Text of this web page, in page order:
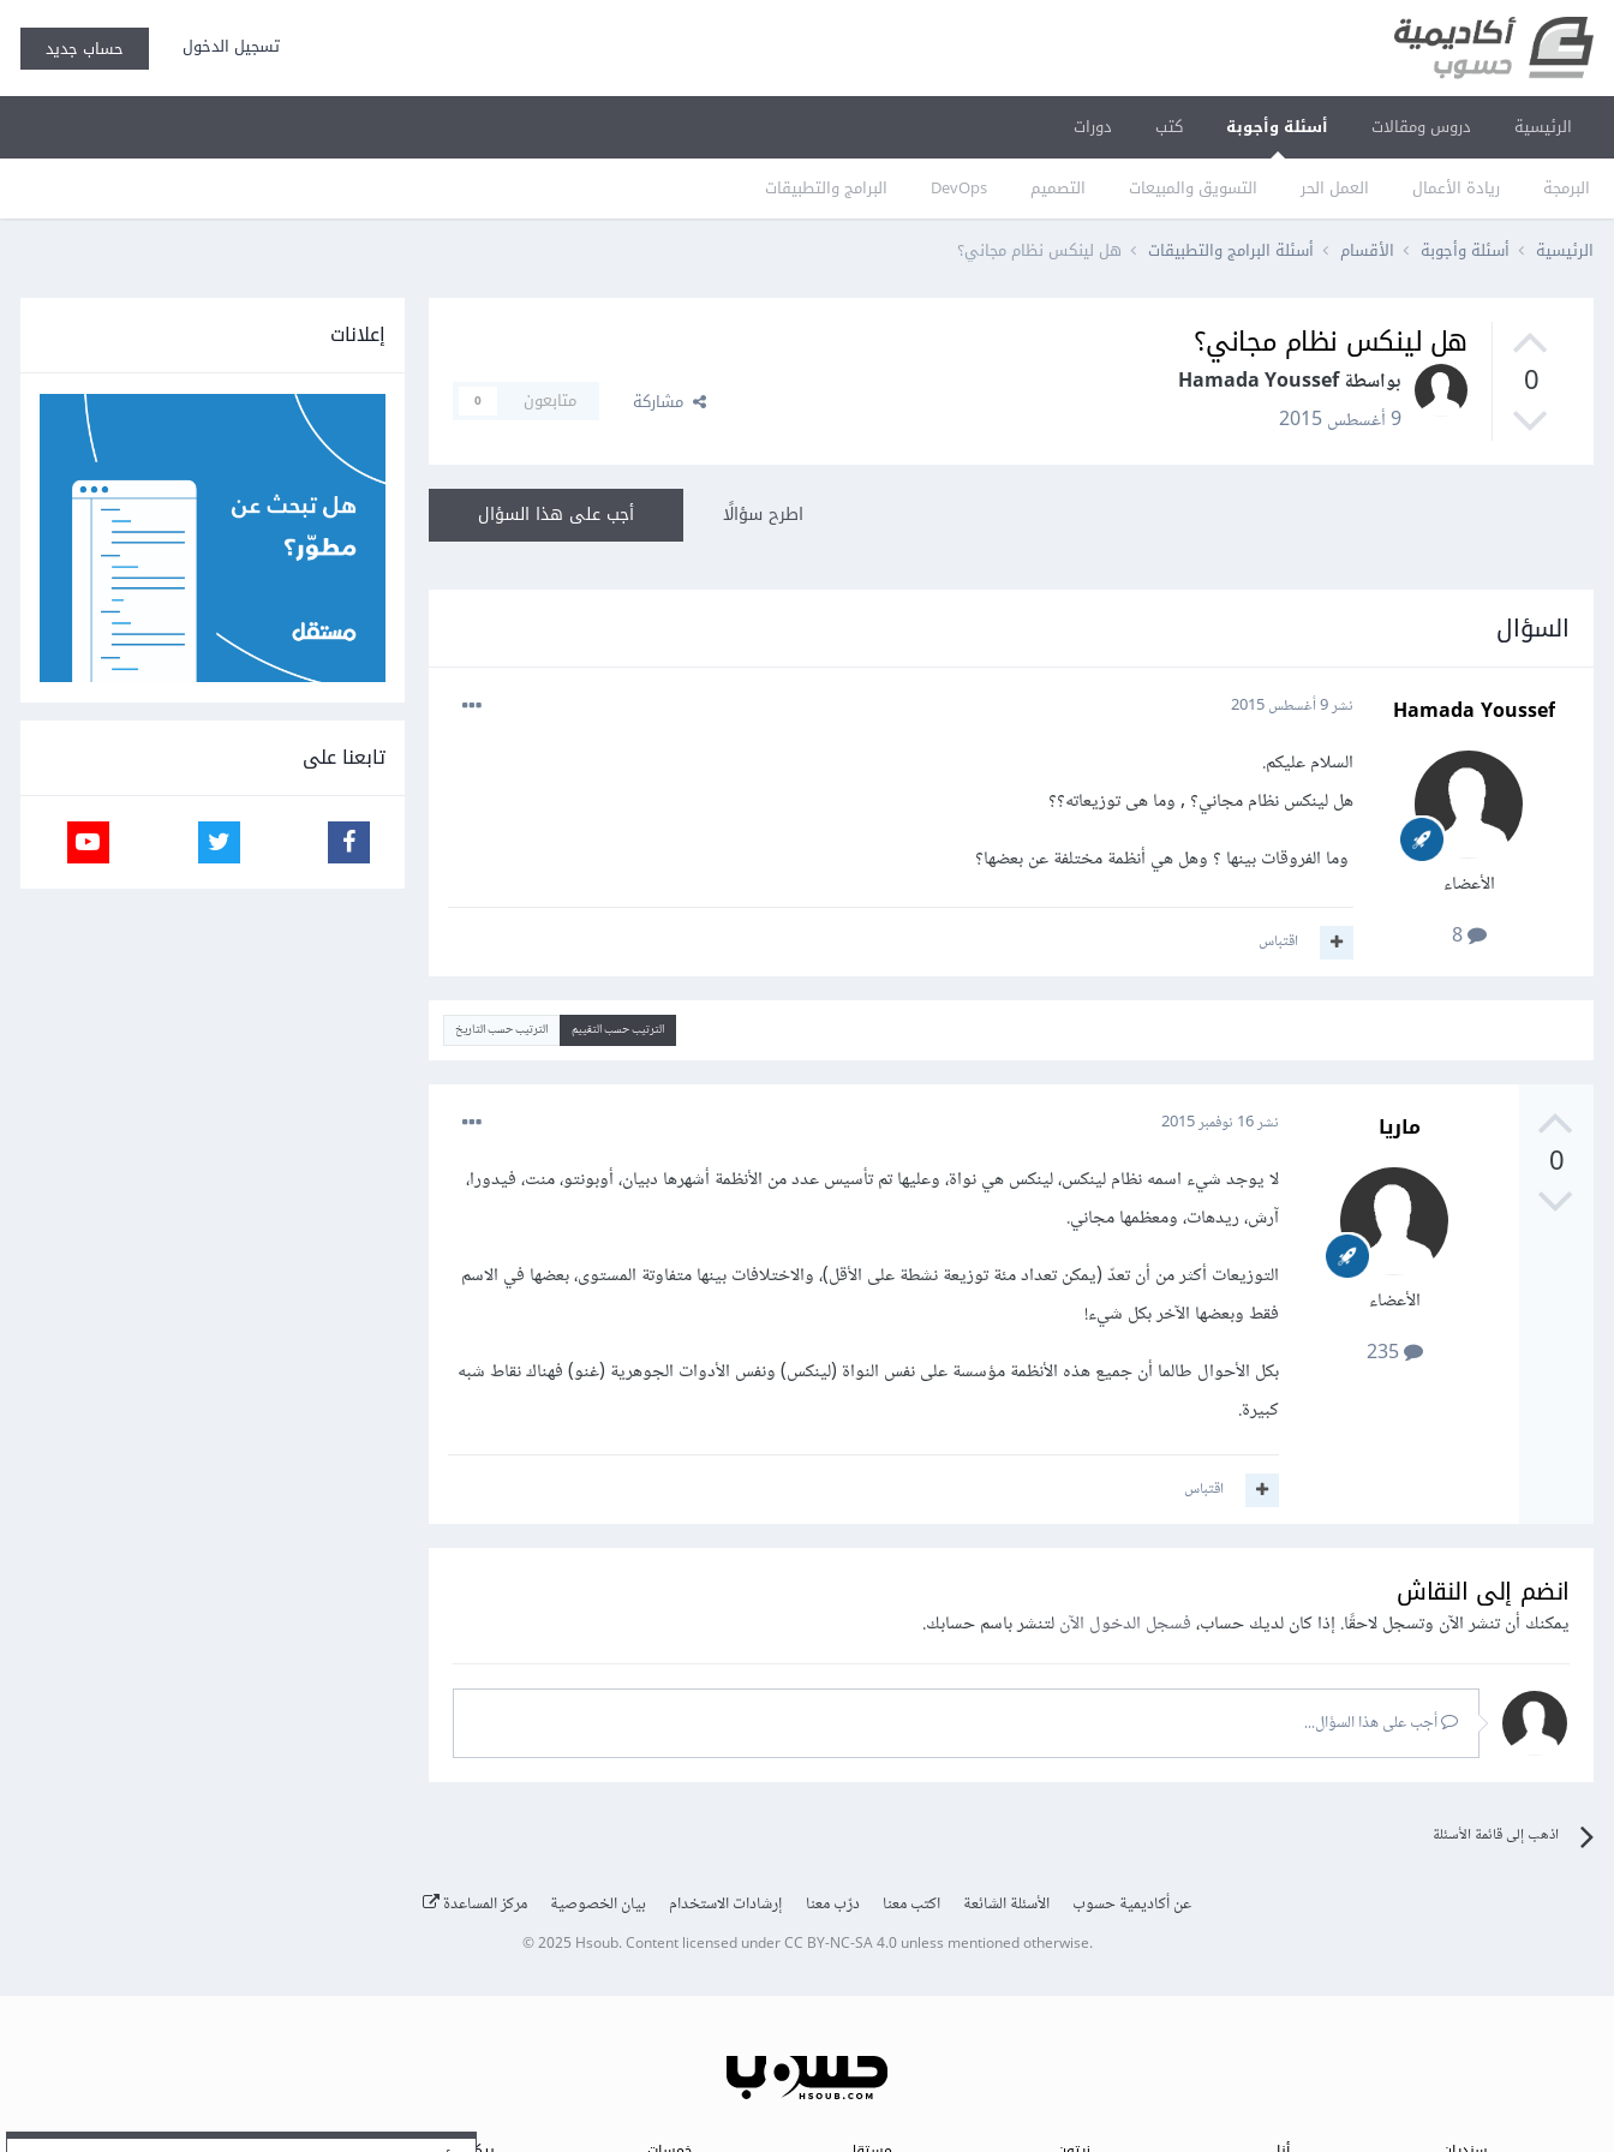
تسجيل الدخول حساب جديد
الرئيسية دروس ومقالات أسئلة وأجوبة
البرمجة ريادة الأعمال العمل الحر التسويق والمبيعات التصميم DevOps البرامج والتطبيقات
كتب دورات
الرئيسية أسئلة وأجوبة الأقسام أسئلة البرامج والتطبيقات هل لينكس نظام مجاني؟
0
هل لينكس نظام مجاني؟
بواسطة Hamada Youssef
9 أغسطس 2015
مشاركة متابعون 0
أجب على هذا السؤال اطرح سؤالًا
السؤال
Hamada Youssef
الأعضاء
8
نشر9 أغسطس 2015
السلام عليكم.
هل لينكس نظام مجاني؟ , وما هى توزيعاته؟؟
وما الفروقات بينها ؟ وهل هي أنظمة مختلفة عن بعضها؟
اقتباس
الترتيب حسب التقييم الترتيب حسب التاريخ
0
ماريا
الأعضاء
235
نشر16 نوفمبر 2015
لا يوجد شيء اسمه نظام لينكس، لينكس هي نواة، وعليها تم تأسيس عدد من الأنظمة أشهرها دبيان، أوبونتو، منت، فيدورا،
آرش، ريدهات، ومعظمها مجاني.
التوزيعات أكثر من أن تعدّ (يمكن تعداد مئة توزيعة نشطة على الأقل)، والاختلافات بينها متفاوتة المستوى، بعضها في الاسم
فقط وبعضها الآخر بكل شيء!
بكل الأحوال طالما أن جميع هذه الأنظمة مؤسسة على نفس النواة (لينكس) ونفس الأدوات الجوهرية (غنو) فهناك نقاط شبه
كبيرة.
اقتباس
انضم إلى النقاش
يمكنك أن تنشر الآن وتسجل لاحقًا. إذا كان لديك حساب،فسجل الدخول الآنلتنشر باسم حسابك.
أجب على هذا السؤال...
اذهب إلى قائمة الأسئلة
إعلانات
تابعنا على
عن أكاديمية حسوب الأسئلة الشائعة اكتب معنا درّب معنا إرشادات الاستخدام بيان الخصوصية مركز المساعدة
© 2025 Hsoub.Content licensed underCC BY-NC-SA 4.0unless mentioned otherwise.